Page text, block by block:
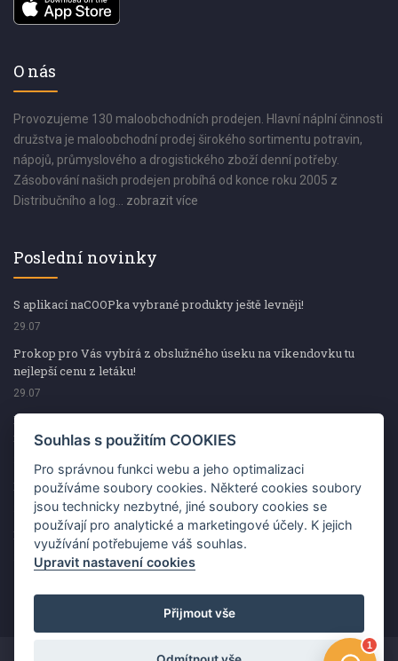
O nás
Provozujeme 130 maloobchodních prodejen. Hlavní náplní činnosti
družstva je maloobchodní prodej širokého sortimentu potravin,
nápojů, průmyslového a drogistického zboží denní potřeby.
Zásobování našich prodejen probíhá od konce roku 2005 z
Distribučního a log... zobrazit více
Poslední novinky
S aplikací naCOOPka vybrané produkty ještě levněji!
29.07
Prokop pro Vás vybírá z obslužného úseku na víkendovku tu
nejlepší cenu z letáku!
29.07
Prokop pro Vás vybírá z obslužného úseku na víkendovku tu
nejlepší cenu z letáku!
Kup špekáčky od Váhaly a vyhraj s naCOOPkou sekerku Fiskars
29.07
Prokop pro Vás vybírá na víkendovku ty nejlepší ceny z letáku!
29.07
Souhlas s použitím COOKIES
Pro správnou funkci webu a jeho optimalizaci
používáme soubory cookies. Některé cookies soubory
jsou technicky nezbytné, jiné soubory cookies se
používají pro analytické a marketingové účely. K jejich
využívání potřebujeme váš souhlas.
Upravit nastavení cookies
Přijmout vše